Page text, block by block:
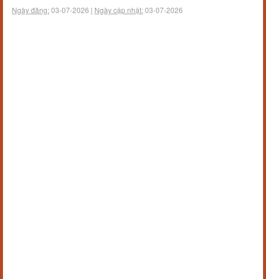
Ngày đăng:03-07-2026 | Ngày cập nhật:03-07-2026